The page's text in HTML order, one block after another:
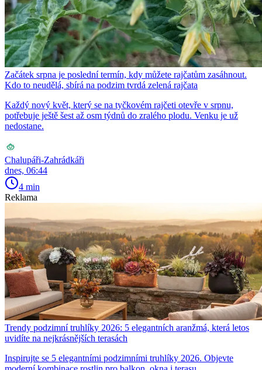
Začátek srpna je poslední termín, kdy můžete rajčatům zasáhnout.
Kdo to neudělá, sbírá na podzim tvrdá zelená rajčata
Každý nový květ, který se na tyčkovém rajčeti otevře v srpnu,
potřebuje ještě šest až osm týdnů do zralého plodu. Venku je už
nedostane.
Chalupáři-Zahrádkáři
dnes, 06:44
4 min
Reklama
Trendy podzimní truhlíky 2026: 5 elegantních aranžmá, která letos
uvidíte na nejkrásnějších terasách
Inspirujte se 5 elegantními podzimními truhlíky 2026. Objevte